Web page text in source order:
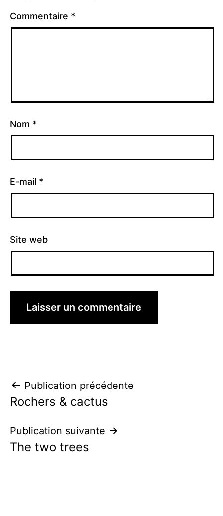
Commentaire *
Nom *
E-mail *
Site web
Navigation
de
l’article
Publication précédente
Rochers & cactus
Publication suivante
The two trees